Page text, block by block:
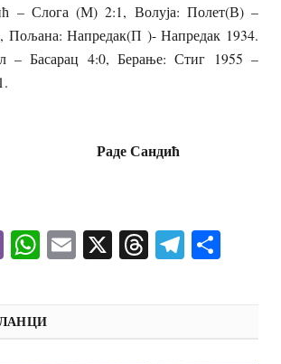
– Слога (М) 2:1, Волуја: Полет(В) –
Пољана: Напредак(П )- Напредак 1934.
– Басарац 4:0, Берање: Стиг 1955 –
Сандић
ViberWhatsApp
Email
X Threads